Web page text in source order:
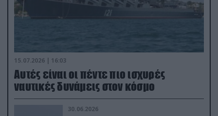
15.07.2026 | 16:03
Aυτές είναι οι πέντε πιο ισχυρές
ναυτικές δυνάμεις στον κόσμο
30.06.2026